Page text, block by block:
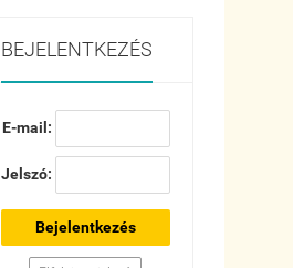
BEJELENTKEZÉS
E-mail:
Jelszó:
Bejelentkezés